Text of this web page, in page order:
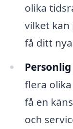
olika
vilket kan
få ditt
flera
få en
och